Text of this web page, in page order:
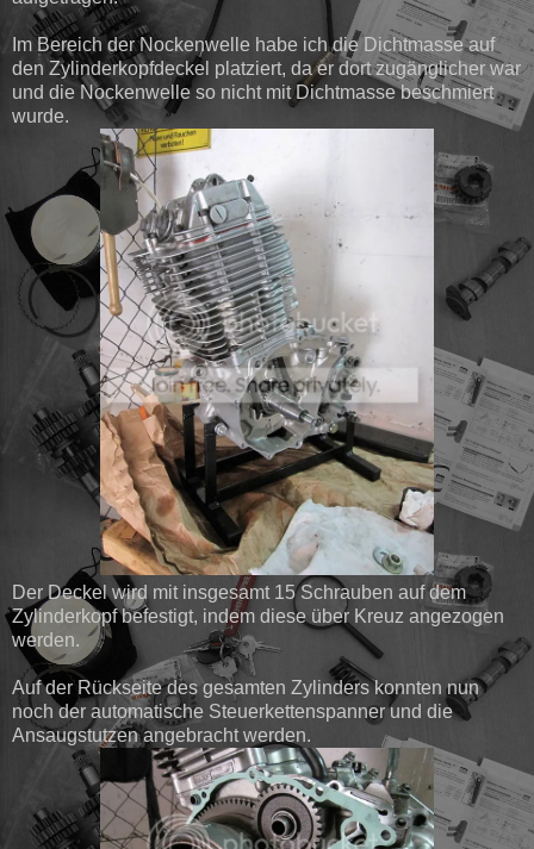
Im Bereich der Nockenwelle habe ich die Dichtmasse auf
den Zylinderkopfdeckel platziert, da er dort zugänglicher war
und die Nockenwelle so nicht mit Dichtmasse beschmiert
wurde.
Der Deckel wird mit insgesamt 15 Schrauben auf dem
Zylinderkopf befestigt, indem diese über Kreuz angezogen
werden.
Auf der Rückseite des gesamten Zylinders konnten nun
noch der automatische Steuerkettenspanner und die
Ansaugstutzen angebracht werden.